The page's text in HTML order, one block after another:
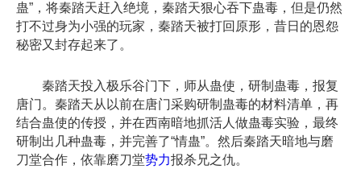
蛊”，将秦踏天赶入绝境，秦踏天狠心吞下蛊毒，但是仍然
打不过身为小强的玩家，秦踏天被打回原形，昔日的恩怨
秘密又封存起来了。
秦踏天投入极乐谷门下，师从蛊使，研制蛊毒，报复
唐门。秦踏天从以前在唐门采购研制蛊毒的材料清单，再
结合蛊使的传授，并在西南暗地抓活人做蛊毒实验，最终
研制出几种蛊毒，并完善了“情蛊”。然后秦踏天暗地与磨
刀堂合作，依靠磨刀堂势力报杀兄之仇。